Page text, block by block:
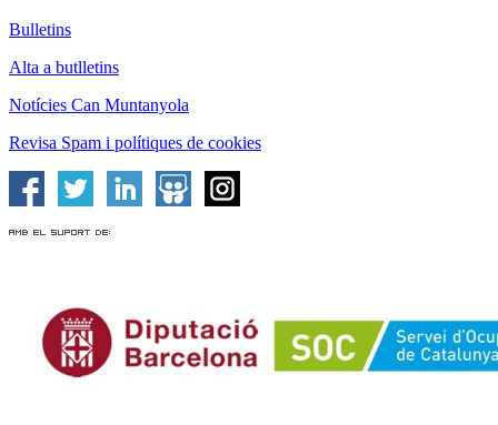
Bulletins
Alta a butlletins
Notícies Can Muntanyola
Revisa Spam i polítiques de cookies